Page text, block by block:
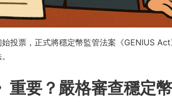
投票，正式將穩定幣監管法案《GENIUS
重要？嚴格審查穩定